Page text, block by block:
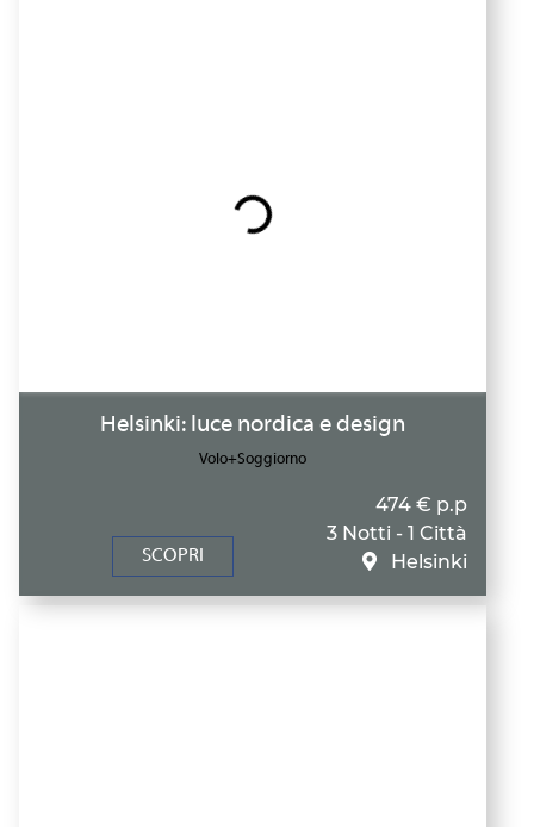
Helsinki: luce nordica e design
Volo+Soggiorno
SCOPRI
474 € p.p
3 Notti - 1 Città
Helsinki